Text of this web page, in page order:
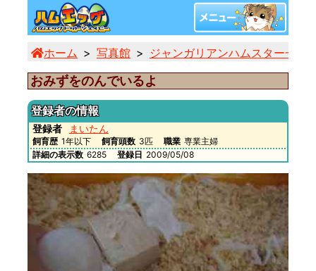
ホーム 写真館 ジャンガリアンハムスター一覧
おみずをのんでいるよ
登録者の情報
登録者 まいたん
飼育歴 1年以下 飼育頭数 3匹 職業 専業主婦
詳細の表示数 6285 登録日 2009/05/08